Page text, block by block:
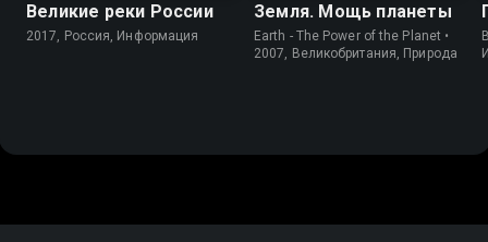
Великие реки России
2017, Россия, Информация
Земля. Мощь планеты
Earth - The Power of the Planet •
2007, Великобритания, Природа